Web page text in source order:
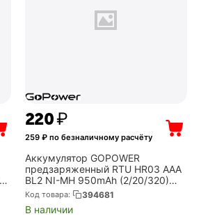
‍220‍₽
259₽ по безналичному расчёту
Аккумулятор GOPOWER
предзаряженный RTU HR03 AAA
BL2 NI-MH 950mAh (2/20/320)
блистер (2 шт.) (00-00018321)
Код товара: 394681
В наличии